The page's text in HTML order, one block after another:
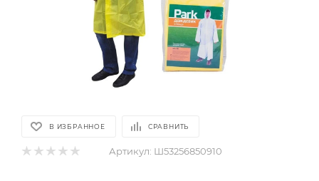
В ИЗБРАННОЕ СРАВНИТЬ
Артикул: Ш53256850910